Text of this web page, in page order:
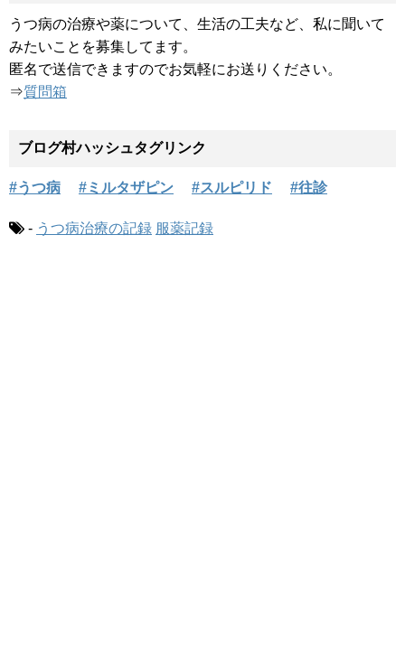
うつ病の治療や薬について、生活の工夫など、私に聞いて
みたいことを募集してます。
匿名で送信できますのでお気軽にお送りください。
⇒質問箱
ブログ村ハッシュタグリンク
#うつ病 #ミルタザピン #スルピリド #往診
- うつ病治療の記録 服薬記録